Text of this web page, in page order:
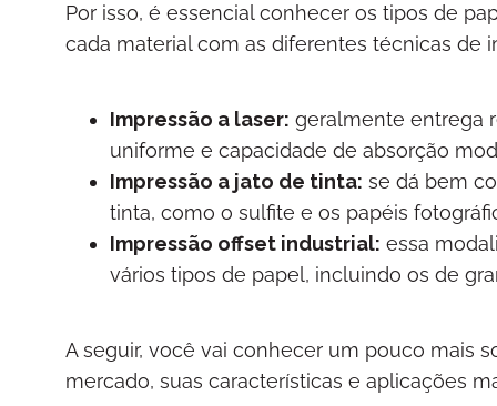
Por isso, é essencial conhecer os tipos de
cada material com as diferentes técnicas de
Impressão a laser: geralmente entrega
uniforme e capacidade de absorção
Impressão a jato de tinta: se dá bem
tinta, como o sulfite e os papéis
Impressão offset industrial: essa
vários tipos de papel, incluindo os de
A seguir, você vai conhecer um pouco mais
mercado, suas características e aplicações